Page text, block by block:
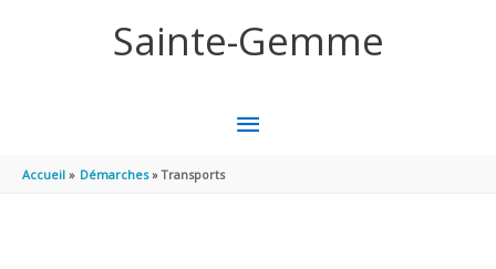
Sainte-Gemme
MENU
Accueil Démarches Transports